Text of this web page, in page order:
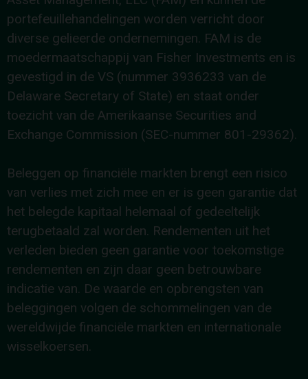
portefeuillehandelingen worden verricht door
diverse gelieerde ondernemingen. FAM is de
moedermaatschappij van Fisher Investments en is
gevestigd in de VS (nummer 3936233 van de
Delaware Secretary of State) en staat onder
toezicht van de Amerikaanse Securities and
Exchange Commission (SEC-nummer 801-29362).
Beleggen op financiële markten brengt een risico
van verlies met zich mee en er is geen garantie dat
het belegde kapitaal helemaal of gedeeltelijk
terugbetaald zal worden. Rendementen uit het
verleden bieden geen garantie voor toekomstige
rendementen en zijn daar geen betrouwbare
indicatie van. De waarde en opbrengsten van
beleggingen volgen de schommelingen van de
wereldwijde financiële markten en internationale
wisselkoersen.